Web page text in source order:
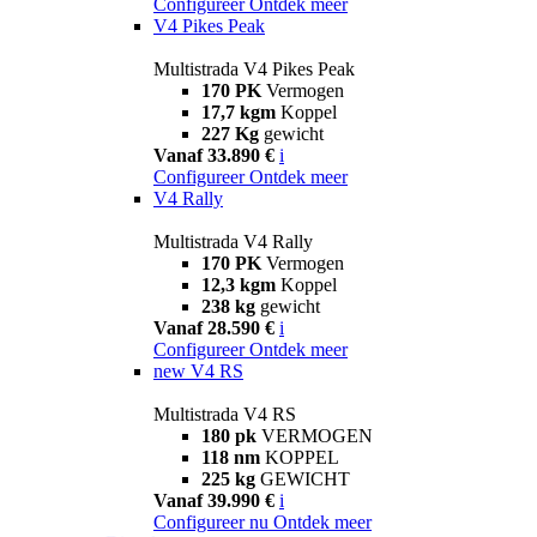
V4 Pikes Peak
Multistrada V4 Pikes Peak
170 PK Vermogen
17,7 kgm Koppel
227 Kg gewicht
Vanaf 33.890 € i
Configureer Ontdek meer
V4 Rally
Multistrada V4 Rally
170 PK Vermogen
12,3 kgm Koppel
238 kg gewicht
Vanaf 28.590 € i
Configureer Ontdek meer
new V4 RS
Multistrada V4 RS
180 pk VERMOGEN
118 nm KOPPEL
225 kg GEWICHT
Vanaf 39.990 € i
Configureer nu Ontdek meer